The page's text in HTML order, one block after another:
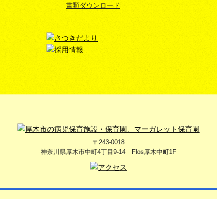
書類ダウンロード
〒243-0018
神奈川県厚木市中町4丁目9-14 Flos厚木中町1F